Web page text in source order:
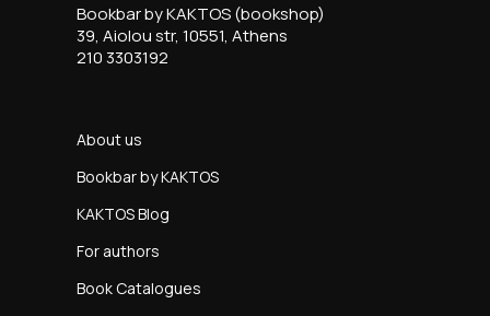
Bookbar by KAKTOS (bookshop)
39, Aiolou str, 10551, Athens
210 3303192
About us
Bookbar by KAKTOS
KAKTOS Blog
For authors
Book Catalogues